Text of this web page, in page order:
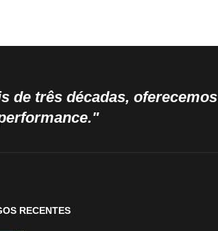
de três décadas, oferecemos
RECENTES